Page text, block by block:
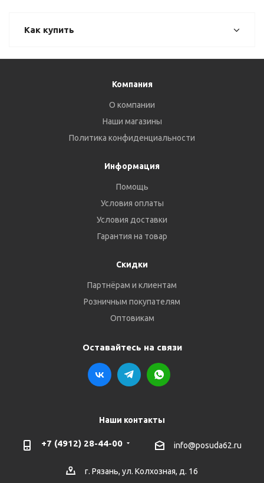
Как купить
Компания
О компании
Наши магазины
Политика конфиденциальности
Информация
Помощь
Условия оплаты
Условия доставки
Гарантия на товар
Скидки
Партнёрам и клиентам
Розничным покупателям
Оптовикам
Оставайтесь на связи
Наши контакты
+7 (4912) 28-44-00 info@posuda62.ru
г. Рязань, ул. Колхозная, д. 16